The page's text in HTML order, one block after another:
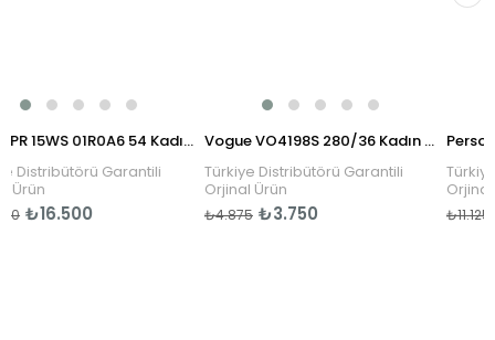
Prada PR 15WS 01R0A6 54 Kadın Güneş Gözlüğü
Garantili
Vogue VO4198S 280/36 Kadın Güneş Gözlüğü
Türkiye Distribütörü Garantili
Orjinal Ürün
₺3.750
Türkiye
Orjinal Ürün
₺8.900